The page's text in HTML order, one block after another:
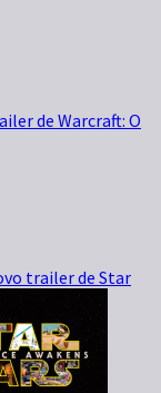
de Warcraft: O
trailer de Star